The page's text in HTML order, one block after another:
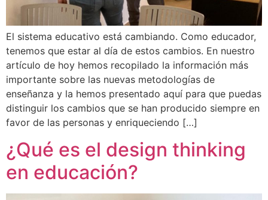
El sistema educativo está cambiando. Como educador,
tenemos que estar al día de estos cambios. En nuestro
artículo de hoy hemos recopilado la información más
importante sobre las nuevas metodologías de
enseñanza y la hemos presentado aquí para que puedas
distinguir los cambios que se han producido siempre en
favor de las personas y enriqueciendo […]
¿Qué es el design thinking
en educación?